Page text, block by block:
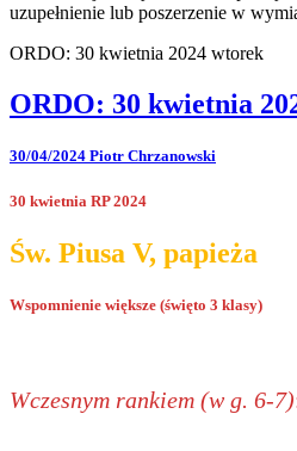
uzupełnienie lub poszerzenie w
ORDO: 30 kwietnia 2024 wtorek
ORDO: 30 kwietnia
30/04/2024 Piotr Chrzanowski
30 kwietnia RP 2024
Św. Piusa V, papieża
Wspomnienie większe (święto 3 klasy)
Wczesnym rankiem (w g. 6-7)